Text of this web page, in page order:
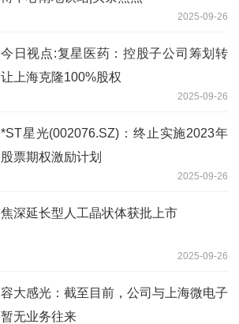
2025-09-26
今日视点:复星医药：控股子公司筹划转
让上海克隆100%股权
2025-09-26
*ST星光(002076.SZ)：终止实施2023年
股票期权激励计划
2025-09-26
焦深延长型人工晶状体获批上市
2025-09-26
容大感光：截至目前，公司与上海微电子
暂无业务往来